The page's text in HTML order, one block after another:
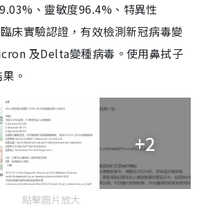
、靈敏度96.4%、特異性
床實驗認證，有效檢測新冠病毒變
及Delta變種病毒。使用鼻拭子
。
+2
點擊圖片放大